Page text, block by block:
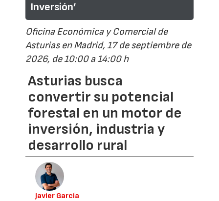
Inversión’
Oficina Económica y Comercial de
Asturias en Madrid, 17 de septiembre de
2026, de 10:00 a 14:00 h
Asturias busca
convertir su potencial
forestal en un motor de
inversión, industria y
desarrollo rural
Javier García